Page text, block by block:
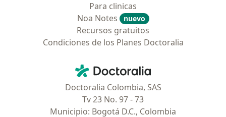
Para clinicas
Noa Notes
nuevo
Recursos gratuitos
Condiciones de los Planes Doctoralia
Doctoralia - Página de inicio
Doctoralia Colombia, SAS
Tv 23 No. 97 - 73
Municipio: Bogotá D.C., Colombia